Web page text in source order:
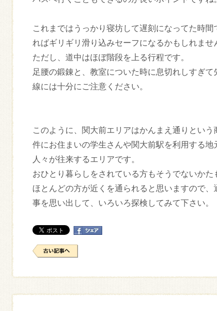
これまではうっかり寝坊して遅刻になってた時
ればギリギリ滑り込みセーフになるかもしれませ
ただし、道中はほぼ階段を上る行程です。
足腰の鍛錬と、教室についた時に息切れしすぎ
線には十分にご注意ください。
このように、関大前エリアはかんまえ通りとい
件にお住まいの学生さんや関大前駅を利用する
人々が往来するエリアです。
おひとり暮らしをされている方もそうでないか
ほとんどの方が近くを通られると思いますので
事を思い出して、いろいろ探検してみて下さい。